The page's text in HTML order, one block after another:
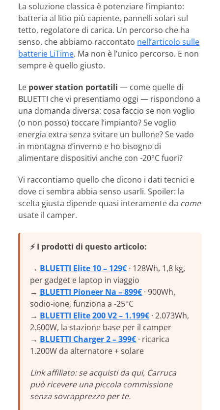
La soluzione classica è potenziare l’impianto:
batteria al litio più capiente, pannelli solari sul
tetto, regolatore di carica. Un percorso che ha
senso, che abbiamo raccontato nell’articolo sulle
batterie LiTime. Ma non è l’unico percorso. E non
sempre è quello giusto.
Le power station portatili — come quelle di
BLUETTI che vi presentiamo oggi — rispondono a
una domanda diversa: cosa faccio se non voglio
(o non posso) toccare l’impianto? Se voglio
energia extra senza svitare un bullone? Se vado
in montagna d’inverno e ho bisogno di
alimentare dispositivi anche con -20°C fuori?
Vi raccontiamo quello che dicono i dati tecnici e
dove ci sembra abbia senso usarli. Spoiler: la
scelta giusta dipende quasi interamente da come
usate il camper.
⚡ I prodotti di questo articolo:
→ BLUETTI Elite 10 – 129€ · 128Wh, 1,8 kg,
per gadget e laptop in viaggio
→ BLUETTI Pioneer Na – 899€ · 900Wh,
sodio-ione, funziona a -25°C
→ BLUETTI Elite 200 V2 – 1.199€ · 2.073Wh,
2.600W, la stazione base per il camper
→ BLUETTI Charger 2 – 399€ · ricarica
1.200W da alternatore + solare
Link affiliato: se acquisti da qui, Carruca
può ricevere una piccola commissione
senza sovrapprezzo per te.